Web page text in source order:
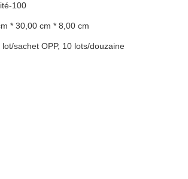
100
* 30,00 cm * 8,00 cm
lot/sachet OPP, 10 lots/douzaine